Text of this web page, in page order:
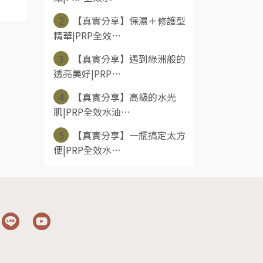
2
【真實分享】保濕＋修護型
精華|PRP全效⋯
3
【真實分享】遇到綠洲般的
透亮美好|PRP⋯
4
【真實分享】高級的水光
肌|PRP全效水油⋯
5
【真實分享】一瓶搞定太方
便|PRP全效水⋯